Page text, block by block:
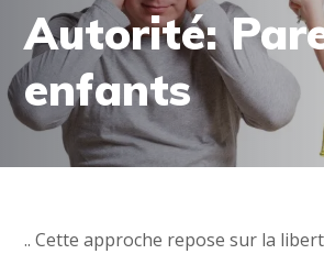
Autorité:
enfants
.. Cette approche repose sur la